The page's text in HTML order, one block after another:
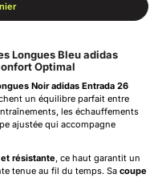
Longues Bleu adidas
Optimal
Noir adidas Entrada 26
un équilibre parfait entre
les échauffements
ajustée qui accompagne
résistante, ce haut garantit un
tenue au fil du temps. Sa coupe